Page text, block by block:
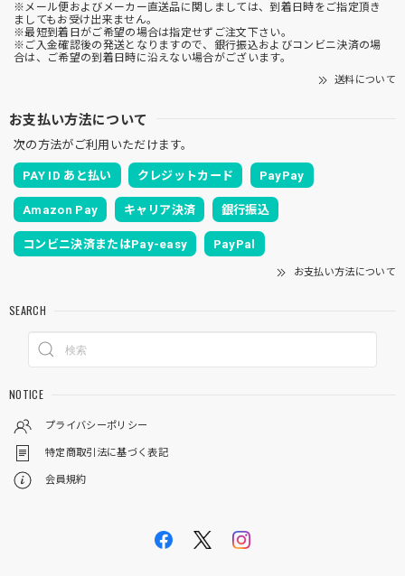
※メール便およびメーカー直送品に関しましては、到着日時をご指定頂き
ましてもお受け出来ません。
※最短到着日がご希望の場合は指定せずご注文下さい。
※ご入金確認後の発送となりますので、銀行振込およびコンビニ決済の場
合は、ご希望の到着日時に沿えない場合がございます。
送料について
お支払い方法について
次の方法がご利用いただけます。
PAY ID あと払い クレジットカード PayPay
Amazon Pay キャリア決済 銀行振込
コンビニ決済またはPay-easy PayPal
お支払い方法について
SEARCH
NOTICE
プライバシーポリシー
特定商取引法に基づく表記
会員規約